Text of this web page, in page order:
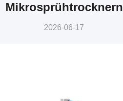
Mikrosprühtrocknern
2026-06-17